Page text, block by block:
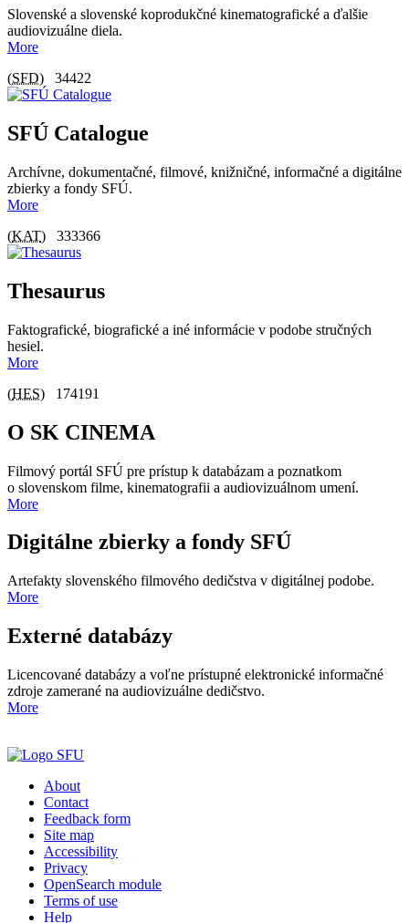
Slovenské a slovenské koprodukčné kinematografické a ďalšie
audiovizuálne diela.
More
(SFD) 34422
SFÚ Catalogue
Archívne, dokumentačné, filmové, knižničné, informačné a digitálne
zbierky a fondy SFÚ.
More
(KAT) 333366
Thesaurus
Faktografické, biografické a iné informácie v podobe stručných
hesiel.
More
(HES) 174191
O SK CINEMA
Filmový portál SFÚ pre prístup k databázam a poznatkom
o slovenskom filme, kinematografii a audiovizuálnom umení.
More
Digitálne zbierky a fondy SFÚ
Artefakty slovenského filmového dedičstva v digitálnej podobe.
More
Externé databázy
Licencované databázy a voľne prístupné elektronické informačné
zdroje zamerané na audiovizuálne dedičstvo.
More
About
Contact
Feedback form
Site map
Accessibility
Privacy
OpenSearch module
Terms of use
Help